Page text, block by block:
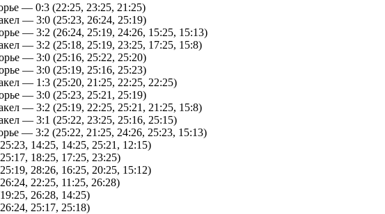
— 0:3 (22:25, 23:25, 21:25)
— 3:0 (25:23, 26:24, 25:19)
— 3:2 (26:24, 25:19, 24:26, 15:25, 15:13)
— 3:2 (25:18, 25:19, 23:25, 17:25, 15:8)
— 3:0 (25:16, 25:22, 25:20)
— 3:0 (25:19, 25:16, 25:23)
— 1:3 (25:20, 21:25, 22:25, 22:25)
— 3:0 (25:23, 25:21, 25:19)
— 3:2 (25:19, 22:25, 25:21, 21:25, 15:8)
— 3:1 (25:22, 23:25, 25:16, 25:15)
— 3:2 (25:22, 21:25, 24:26, 25:23, 15:13)
14:25, 14:25, 25:21, 12:15)
18:25, 17:25, 23:25)
28:26, 16:25, 20:25, 15:12)
22:25, 11:25, 26:28)
26:28, 14:25)
25:17, 25:18)